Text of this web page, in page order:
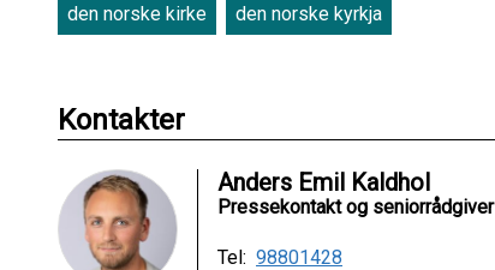
den norske kirke den norske kyrkja
Kontakter
Anders Emil Kaldhol
Pressekontakt og seniorrådgiver
Tel: 98801428